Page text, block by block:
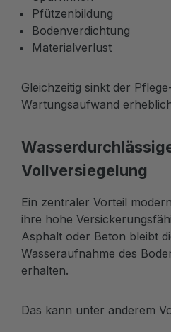
Pfützenbildung
Bodenverdichtung
Materialverlust
Gleichzeitig sinkt der
Wartungsaufwand
Vollversiegelung
Ein zentraler Vorteil
ihre hohe
Asphalt oder Beton bleibt
Wasseraufnahme des
erhalten.
Das kann unter anderem